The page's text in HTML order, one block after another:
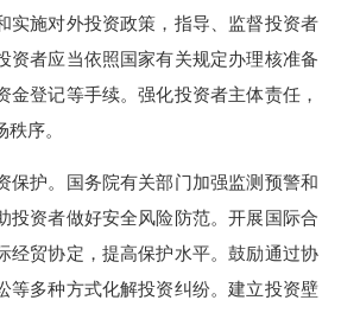
实施对外投资政策，指导、监督投资者
资者应当依照国家有关规定办理核准备
金登记等手续。强化投资者主体责任，
序。
护。国务院有关部门加强监测预警和
投资者做好安全风险防范。开展国际合
经贸协定，提高保护水平。鼓励通过协
等多种方式化解投资纠纷。建立投资壁